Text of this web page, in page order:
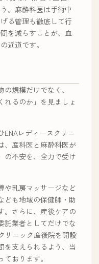
。麻酔科医は手術中
る管理も徹底して行
を減らすことが、血
近道です。
規模だけでなく、
れるのか」を見ましょ
レディースクリニ
、産科医と麻酔科医が
の不安を、全力で受け
や乳房マッサージなど
ども地域の保健師・助
。さらに、産後ケアの
託業者としてだけでな
リニック産後院を開設
を支えられるよう、当
おります。